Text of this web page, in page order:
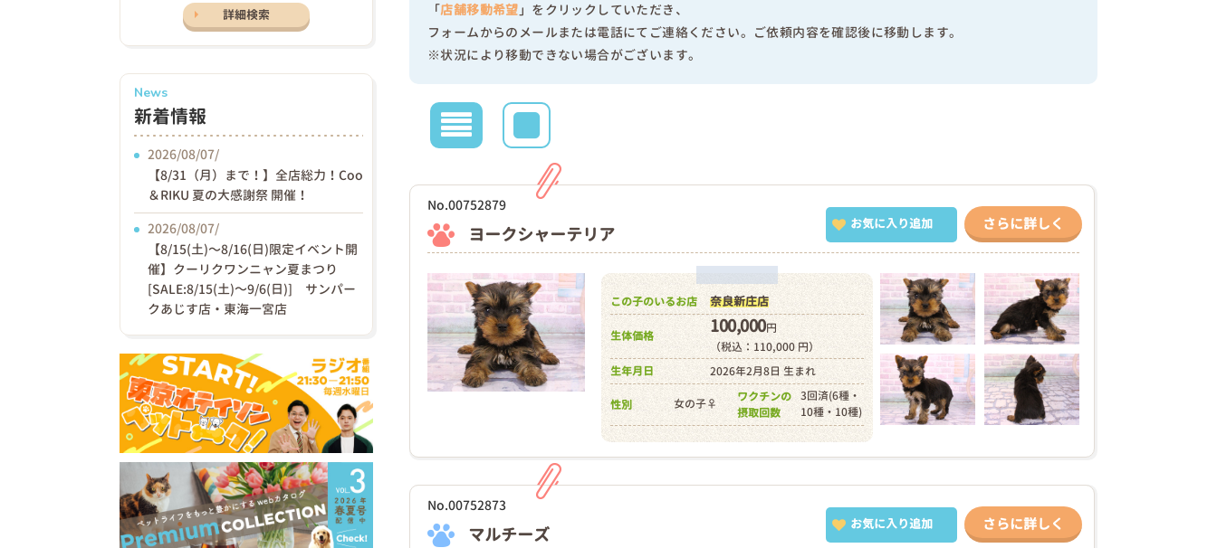
「店舗移動希望 」をクリックしていただき、
フォームからのメールまたは電話にてご連絡ください。ご依頼内容を確認後に移動します。
※状況により移動できない場合がございます。
No.00752879
ヨークシャーテリア お気に入り追加
この子のいるお店 奈良新庄店
生体価格 100,000円
（税込：110,000 円）
生年月日
2026年2月8日 生まれ
性別 女の子♀
ワクチンの
摂取回数
3回済(6種・
10種・10種)
さらに詳しく
No.00752873
マルチーズ お気に入り追加 さらに詳しく
詳細検索
News
新着情報
2026/08/07/
【8/31（月）まで！】全店総力！Coo
＆RIKU 夏の大感謝祭 開催！
2026/08/07/
【8/15(土)〜8/16(日)限定イベント開
催】クーリクワンニャン夏まつり
[SALE:8/15(土)～9/6(日)] サンパー
クあじす店・東海一宮店